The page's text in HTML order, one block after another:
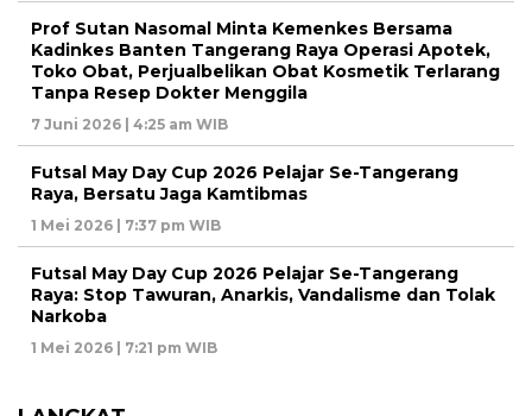
Prof Sutan Nasomal Minta Kemenkes Bersama
Kadinkes Banten Tangerang Raya Operasi Apotek,
Toko Obat, Perjualbelikan Obat Kosmetik Terlarang
Tanpa Resep Dokter Menggila
7 Juni 2026 | 4:25 am WIB
Futsal May Day Cup 2026 Pelajar Se-Tangerang
Raya, Bersatu Jaga Kamtibmas
1 Mei 2026 | 7:37 pm WIB
Futsal May Day Cup 2026 Pelajar Se-Tangerang
Raya: Stop Tawuran, Anarkis, Vandalisme dan Tolak
Narkoba
1 Mei 2026 | 7:21 pm WIB